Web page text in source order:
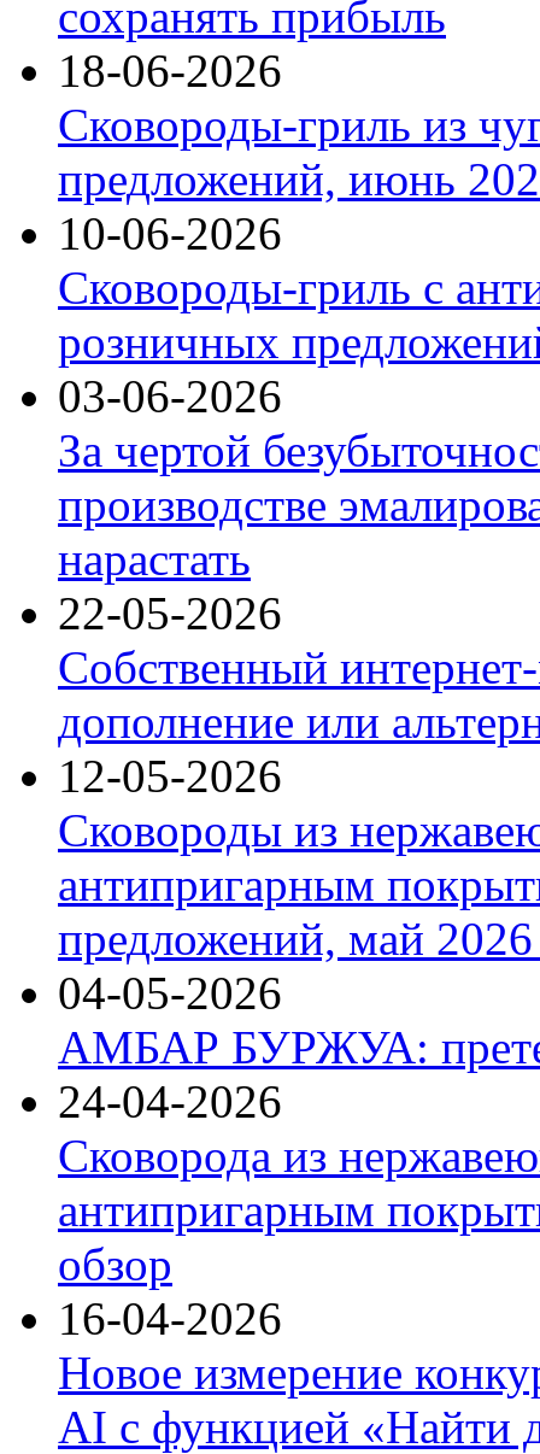
сохранять прибыль
18-06-2026
Сковороды-гриль из
предложений, июнь
10-06-2026
Сковороды-гриль с
розничных
03-06-2026
За чертой
производстве
нарастать
22-05-2026
Собственный
дополнение или
12-05-2026
Сковороды из
антипригарным
предложений, май 2026
04-05-2026
АМБАР БУРЖУА:
24-04-2026
Сковорода из
антипригарным
обзор
16-04-2026
Новое измерение
AI с функцией «Найти